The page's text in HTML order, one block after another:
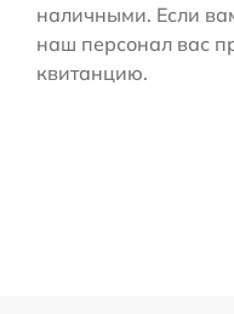
наличными. Если
наш персонал вас
квитанцию.